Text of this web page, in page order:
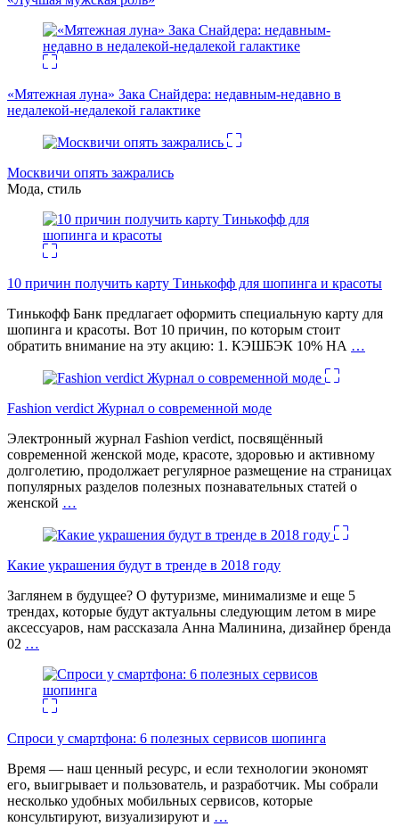
«Мятежная луна» Зака Снайдера: недавным-недавно в
недалекой-недалекой галактике
Москвичи опять зажрались
Мода, стиль
10 причин получить карту Тинькофф для шопинга и красоты
Тинькофф Банк предлагает оформить специальную карту для
шопинга и красоты. Вот 10 причин, по которым стоит
обратить внимание на эту акцию: 1. КЭШБЭК 10% НА …
Fashion verdict Журнал о современной моде
Электронный журнал Fashion verdict, посвящённый
современной женской моде, красоте, здоровью и активному
долголетию, продолжает регулярное размещение на страницах
популярных разделов полезных познавательных статей о
женской …
Какие украшения будут в тренде в 2018 году
Заглянем в будущее? О футуризме, минимализме и еще 5
трендах, которые будут актуальны следующим летом в мире
аксессуаров, нам рассказала Анна Малинина, дизайнер бренда
02 …
Спроси у смартфона: 6 полезных cервисов шопинга
Время — наш ценный ресурс, и если технологии экономят
его, выигрывает и пользователь, и разработчик. Мы собрали
несколько удобных мобильных сервисов, которые
консультируют, визуализируют и …